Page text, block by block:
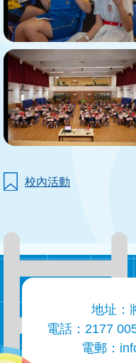
校內活動
地址：
電話：2177
電郵：